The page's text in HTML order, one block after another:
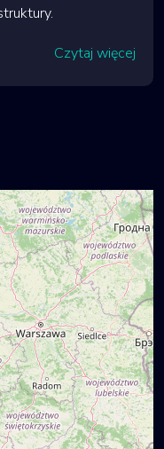
Czytaj więcej